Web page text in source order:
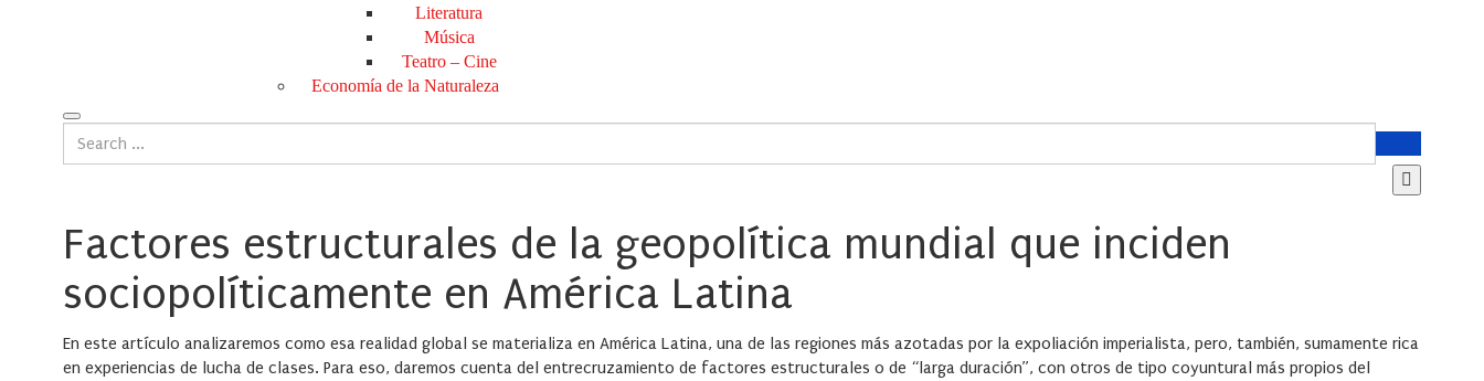
Literatura
Música
Teatro – Cine
Economía de la Naturaleza
Factores estructurales de la geopolítica mundial que inciden
sociopolíticamente en América Latina
En este artículo analizaremos como esa realidad global se materializa en América Latina, una de las regiones más azotadas por la expoliación imperialista, pero, también, sumamente rica
en experiencias de lucha de clases. Para eso, daremos cuenta del entrecruzamiento de factores estructurales o de “larga duración”, con otros de tipo coyuntural más propios del